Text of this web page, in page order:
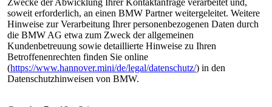
soweit erforderlich, an einen BMW Partner weitergeleitet. Weitere
Hinweise zur Verarbeitung Ihrer personenbezogenen Daten durch
die BMW AG etwa zum Zweck der allgemeinen
Kundenbetreuung sowie detaillierte Hinweise zu Ihren
Betroffenenrechten finden Sie online
(https://www.hannover.mini/de/legal/datenschutz/) in den
Datenschutzhinweisen von BMW.